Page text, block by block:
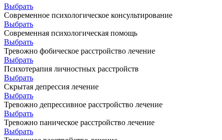
Выбрать
Современное психологическое консультирование
Выбрать
Современная психологическая помощь
Выбрать
Тревожно фобическое расстройство лечение
Выбрать
Психотерапия личностных расстройств
Выбрать
Скрытая депрессия лечение
Выбрать
Тревожно депрессивное расстройство лечение
Выбрать
Тревожно паническое расстройство лечение
Выбрать